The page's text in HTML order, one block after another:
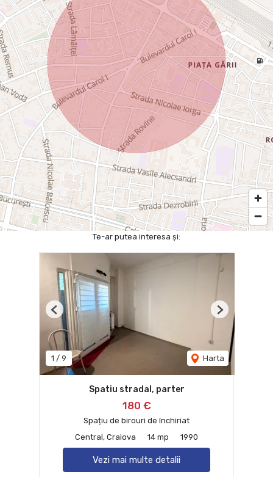
Te-ar putea interesa și:
1 / 9 Harta
Previous Next
Spatiu stradal, parter
180 €
Spațiu de birouri de închiriat
Central, Craiova
14 mp 1990
Vezi mai multe detalii